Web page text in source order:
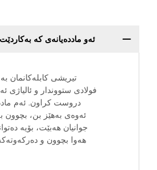
ئەو ماددەیانەی کە
تیریشی
فولادی ستووندار و ئالیاژی
دروست کراون. ئەم
ئەوەی بەهێز بن، بچوون
جوانیان هەبێت، بۆیە
هەوا بچوون و